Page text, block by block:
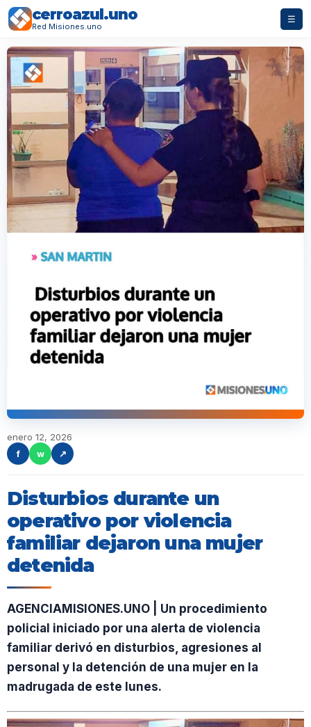
cerroazul.uno
Red Misiones.uno
☰
enero 12, 2026
f
w ↗
Disturbios durante un
operativo por violencia
familiar dejaron una mujer
detenida
AGENCIAMISIONES.UNO | Un procedimiento
policial iniciado por una alerta de violencia
familiar derivó en disturbios, agresiones al
personal y la detención de una mujer en la
madrugada de este lunes.